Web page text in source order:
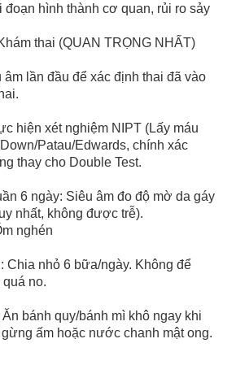
đoạn hình thành cơ quan, rủi ro sảy
thai (QUAN TRỌNG NHẤT)
âm lần đầu để xác định thai đã vào
hiện xét nghiệm NIPT (Lấy máu
Patau/Edwards, chính xác
thay cho Double Test.
6 ngày: Siêu âm đo độ mờ da gáy
nhất, không được trễ).
nghén
Chia nhỏ 6 bữa/ngày. Không để
no.
bánh quy/bánh mì khô ngay khi
ấm hoặc nước chanh mật ong.